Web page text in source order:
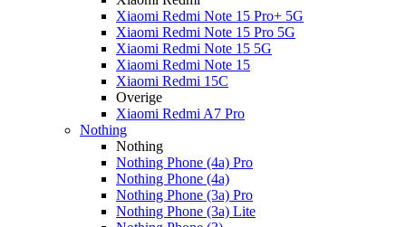
Xiaomi Redmi Note 15 Pro+ 5G
Xiaomi Redmi Note 15 Pro 5G
Xiaomi Redmi Note 15 5G
Xiaomi Redmi Note 15
Xiaomi Redmi 15C
Overige
Xiaomi Redmi A7 Pro
Nothing
Nothing
Nothing Phone (4a) Pro
Nothing Phone (4a)
Nothing Phone (3a) Pro
Nothing Phone (3a) Lite